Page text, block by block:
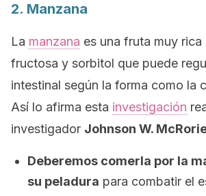
2. Manzana
La manzana es una fruta muy rica
fructosa y sorbitol que puede
intestinal según la forma como la
Así lo afirma esta investigación
investigador Johnson W.
Deberemos comerla por la
su peladura para combatir el